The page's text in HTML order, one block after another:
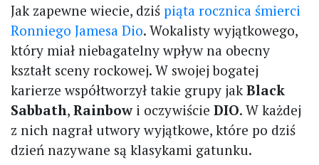
Jak zapewne wiecie, dziś piąta rocznica śmierci
Ronniego Jamesa Dio. Wokalisty wyjątkowego,
który miał niebagatelny wpływ na obecny
kształt sceny rockowej. W swojej bogatej
karierze współtworzył takie grupy jak Black
Sabbath, Rainbowi oczywiście DIO. W każdej
z nich nagrał utwory wyjątkowe, które po dziś
dzień nazywane są klasykami gatunku.